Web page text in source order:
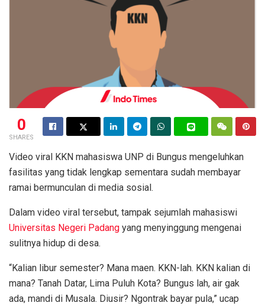
0
SHARES
Video viral KKN mahasiswa UNP di Bungus mengeluhkan
fasilitas yang tidak lengkap sementara sudah membayar
ramai bermunculan di media sosial.
Dalam video viral tersebut, tampak sejumlah mahasiswi
Universitas Negeri Padang yang menyinggung mengenai
sulitnya hidup di desa.
“Kalian libur semester? Mana maen. KKN-lah. KKN kalian di
mana? Tanah Datar, Lima Puluh Kota? Bungus lah, air gak
ada, mandi di Musala. Diusir? Ngontrak bayar pula,” ucap